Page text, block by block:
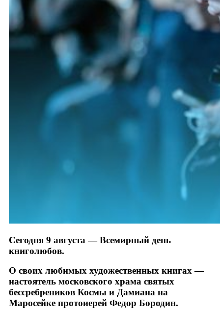
Сегодня 9 августа — Всемирный день
книголюбов.
О своих любимых художественных книгах —
настоятель московского храма святых
бессребреников Космы и Дамиана на
Маросейке протоиерей Федор Бородин.